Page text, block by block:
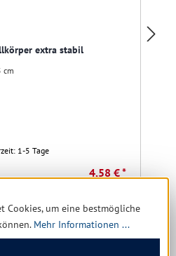
extra stabil
cm
1-5 Tage
4,58 € *
Cookies, um eine bestmögliche
Mehr Informationen ...